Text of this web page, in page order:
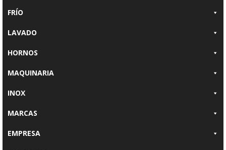
FRÍO
LAVADO
HORNOS
MAQUINARIA
INOX
MARCAS
EMPRESA